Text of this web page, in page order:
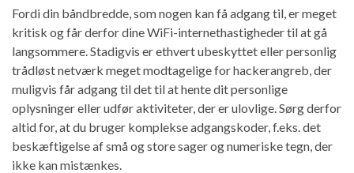
Fordi din båndbredde, som nogen kan få adgang til, er meget
kritisk og får derfor dine WiFi-internethastigheder til at gå
langsommere. Stadigvis er ethvert ubeskyttet eller personlig
trådløst netværk meget modtagelige for hackerangreb, der
muligvis får adgang til det til at hente dit personlige
oplysninger eller udfør aktiviteter, der er ulovlige. Sørg derfor
altid for, at du bruger komplekse adgangskoder, f.eks. det
beskæftigelse af små og store sager og numeriske tegn, der
ikke kan mistænkes.